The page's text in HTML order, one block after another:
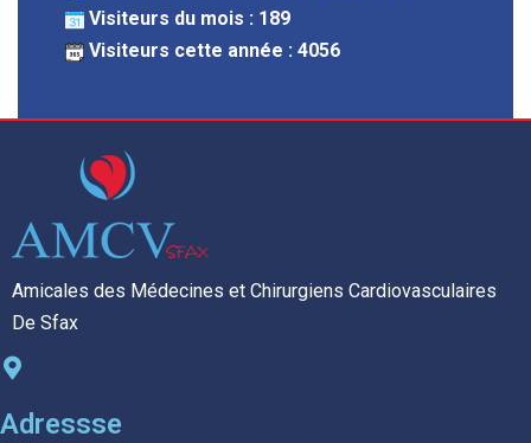
Visiteurs du mois : 189
Visiteurs cette année : 4056
Amicales des Médecines et Chirurgiens Cardiovasculaires
De Sfax
Adressse